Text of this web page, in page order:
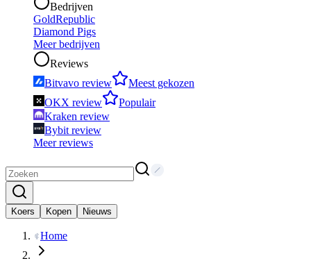
Bedrijven
GoldRepublic
Diamond Pigs
Meer bedrijven
Reviews
Bitvavo review
Meest gekozen
OKX review
Populair
Kraken review
Bybit review
Meer reviews
Koers Kopen Nieuws
Home